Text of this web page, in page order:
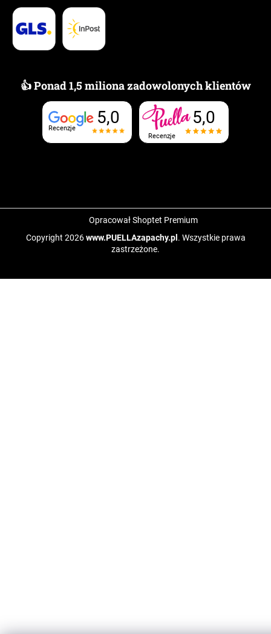
👍 Ponad 1,5 miliona zadowolonych klientów
Recenzje
5,0
Recenzje
5,0
Opracował Shoptet Premium
Copyright 2026www.PUELLAzapachy.pl . Wszystkie prawa
zastrzeżone.